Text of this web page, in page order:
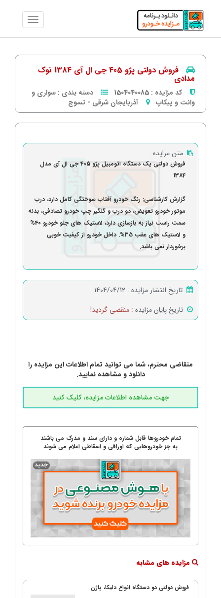
فروش دولتی پژو 405 جی ال آی 1384 نوک
مدادی
کد مزایده : 1504040085 دسته بندی : سواری و
وانت و پیکاپ
آذربایجان شرقی - تسوج
متن مزایده :
فروش دولتی یک دستگاه اتومبیل پژو 405 جی ال آی مدل
1384
گزارش کارشناسی: رنگ خودرو آفتاب سوختگی کامل دارد، درب
موتور خودرو تعویض، دو درب و گلگیر چپ خودرو تصادفی، بدنه
سمت راست نیاز به بازسازی دارد، لاستیک های جلو خودرو 40%
و لاستیک های عقب 35%. داخل خودرو از کیفیت خوبی
برخوردار نمی باشد.
تاریخ انتشار مزایده : 1404/04/12
تاریخ پایان مزایده : منقضی گردید!
متقاضی محترم، شما می توانید تمام اطلاعات این مزایده را
دانلود و مشاهده نمایید.
تمام خودروها قابل شماره و دارای سند و مدرک می باشند
به جز خودروهایی که اوراقی و اسقاطی اعلام می شوند
مزایده های مشابه
فروش دولتی دو دستگاه انواع دلیکا، پاژن